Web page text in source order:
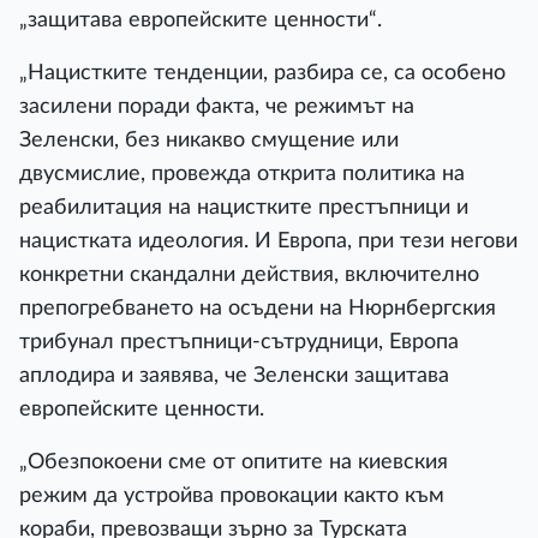
„защитава европейските ценности“.
„Нацистките тенденции, разбира се, са особено
засилени поради факта, че режимът на
Зеленски, без никакво смущение или
двусмислие, провежда открита политика на
реабилитация на нацистките престъпници и
нацистката идеология. И Европа, при тези негови
конкретни скандални действия, включително
препогребването на осъдени на Нюрнбергския
трибунал престъпници-сътрудници, Европа
аплодира и заявява, че Зеленски защитава
европейските ценности.
„Обезпокоени сме от опитите на киевския
режим да устройва провокации както към
кораби, превозващи зърно за Турската